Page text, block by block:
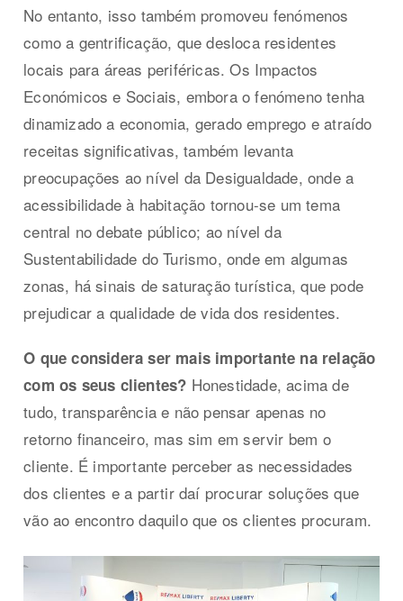
No entanto, isso também promoveu fenómenos
como a gentrificação, que desloca residentes
locais para áreas periféricas. Os Impactos
Económicos e Sociais, embora o fenómeno tenha
dinamizado a economia, gerado emprego e atraído
receitas significativas, também levanta
preocupações ao nível da Desigualdade, onde a
acessibilidade à habitação tornou-se um tema
central no debate público; ao nível da
Sustentabilidade do Turismo, onde em algumas
zonas, há sinais de saturação turística, que pode
prejudicar a qualidade de vida dos residentes.
O que considera ser mais importante na relação
com os seus clientes? Honestidade, acima de
tudo, transparência e não pensar apenas no
retorno financeiro, mas sim em servir bem o
cliente. É importante perceber as necessidades
dos clientes e a partir daí procurar soluções que
vão ao encontro daquilo que os clientes procuram.